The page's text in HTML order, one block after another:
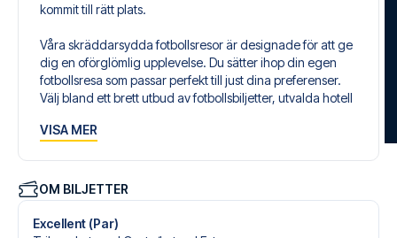
kommit till rätt plats.
Våra skräddarsydda fotbollsresor är designade för att ge
dig en oförglömlig upplevelse. Du sätter ihop din egen
fotbollsresa som passar perfekt till just dina preferenser.
Välj bland ett brett utbud av fotbollsbiljetter, utvalda hotell
som passar dig bäst.
Din säkerhet och upplevelse är vår högsta prioritet. Vi
säkerställer en problemfri bokningsprocess i samband
med din fotbollspaket och står redo med personlig
VISA MER
OM BILJETTER
Excellent (Par)